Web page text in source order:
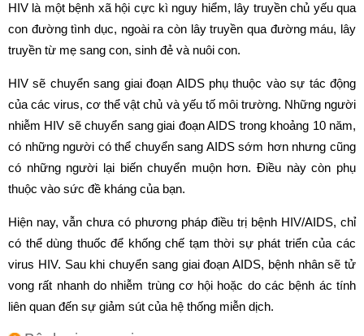
HIV là một bệnh xã hội cực kì nguy hiểm, lây truyền chủ yếu qua
con đường tình dục, ngoài ra còn lây truyền qua đường máu, lây
truyền từ mẹ sang con, sinh đẻ và nuôi con.
HIV sẽ chuyển sang giai đoạn AIDS phụ thuộc vào sự tác động
của các virus, cơ thể vật chủ và yếu tố môi trường. Những người
nhiễm HIV sẽ chuyển sang giai đoạn AIDS trong khoảng 10 năm,
có những người có thể chuyển sang AIDS sớm hơn nhưng cũng
có những người lại biến chuyển muộn hơn. Điều này còn phụ
thuộc vào sức đề kháng của bạn.
Hiện nay, vẫn chưa có phương pháp điều trị bệnh HIV/AIDS, chỉ
có thể dùng thuốc để khống chế tạm thời sự phát triển của các
virus HIV. Sau khi chuyển sang giai đoạn AIDS, bệnh nhân sẽ tử
vong rất nhanh do nhiễm trùng cơ hội hoặc do các bệnh ác tính
liên quan đến sự giảm sút của hệ thống miễn dịch.